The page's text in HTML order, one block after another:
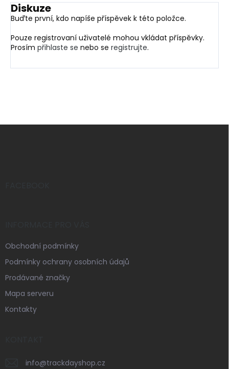
Diskuze
Buďte první, kdo napíše příspěvek k této položce.
Pouze registrovaní uživatelé mohou vkládat příspěvky.
Prosím přihlaste se nebo se registrujte.
Z
Obchodní podmínky
Podmínky ochrany osobních údajů
Prodávané značky
Mapa serveru
Kontakty
info@trackdayshop.cz